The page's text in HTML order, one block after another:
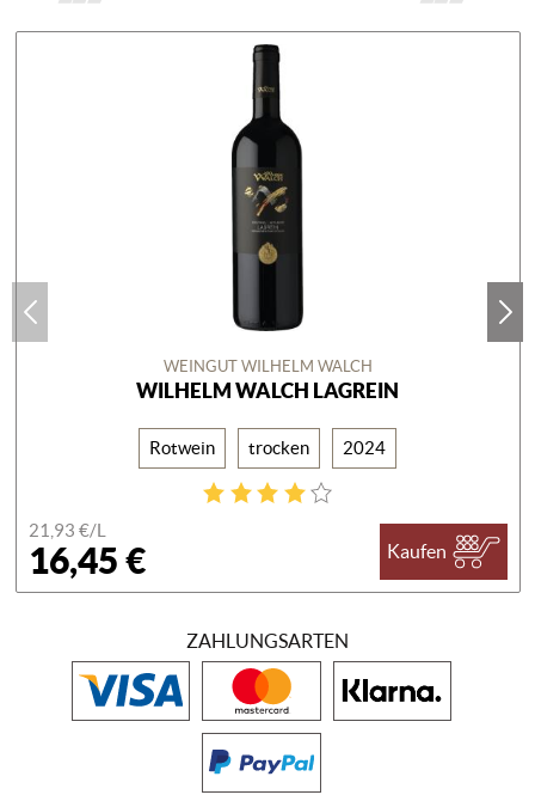
WEINGUT WILHELM WALCH
WILHELM WALCH LAGREIN
Rotwein trocken 2024
21,93 €/L
16,45 € Kaufen
ZAHLUNGSARTEN